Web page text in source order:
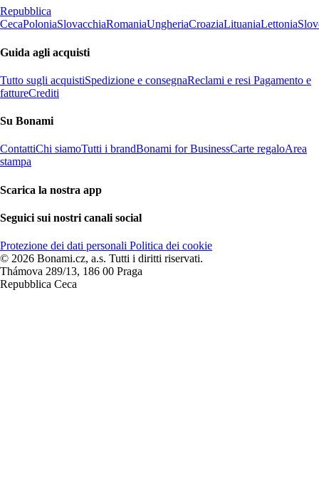
Repubblica
CecaPoloniaSlovacchiaRomaniaUngheriaCroaziaLituaniaLettonia
Guida agli acquisti
Tutto sugli acquistiSpedizione e consegnaReclami e resi Pagamento e
fattureCrediti
Su Bonami
ContattiChi siamoTutti i brandBonami for BusinessCarte regaloArea
stampa
Scarica la nostra app
Seguici sui nostri canali social
Protezione dei dati personali Politica dei cookie
© 2026 Bonami.cz, a.s. Tutti i diritti riservati.
Thámova 289/13, 186 00 Praga
Repubblica Ceca